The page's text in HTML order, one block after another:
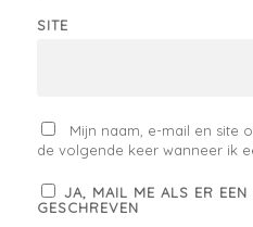
SITE
Mijn naam, e-mail en site
de volgende keer wanneer ik
JA, MAIL ME ALS ER
GESCHREVEN